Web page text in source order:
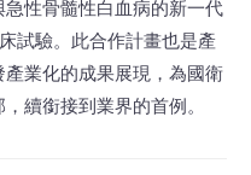
性骨髓性白血病的新一代
試驗。此合作計畫也是產
業化的成果展現，為國衛
續銜接到業界的首例。